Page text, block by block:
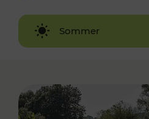
Sommer
Winter